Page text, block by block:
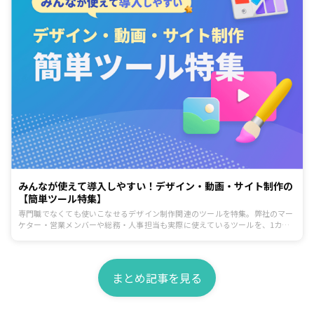
みんなが使えて導入しやすい！デザイン・動画・サイト制作の
【簡単ツール特集】
専門職でなくても使いこなせるデザイン制作関連のツールを特集。弊社のマー
ケター・営業メンバーや総務・人事担当も実際に使えているツールを、1カテ
まとめ記事を見る